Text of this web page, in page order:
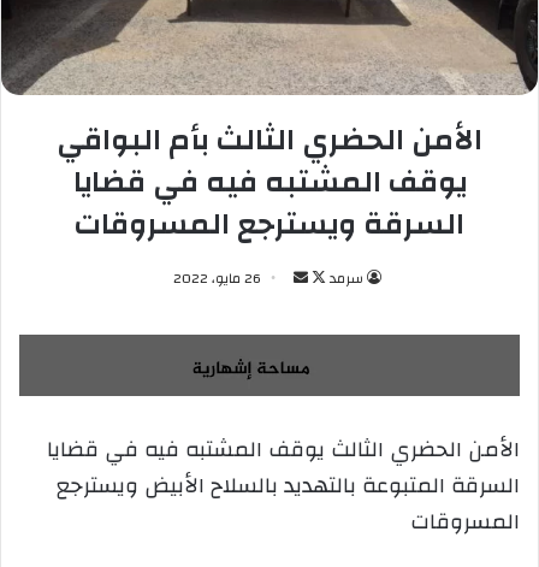
الأمن الحضري الثالث بأم البواقي
يوقف المشتبه فيه في قضايا
السرقة ويسترجع المسروقات
سرمد
ت
ب
ع
ع
ى
X
س
ل
ب
ي
د
26 مايو، 2022
الأمن الحضري الثالث يوقف المشتبه فيه في قضايا
السرقة المتبوعة بالتهديد بالسلاح الأبيض ويسترجع
المسروقات